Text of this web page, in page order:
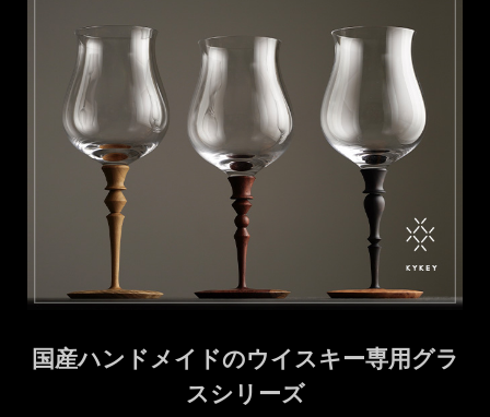
国産ハンドメイドのウイスキー専用グラ
スシリーズ